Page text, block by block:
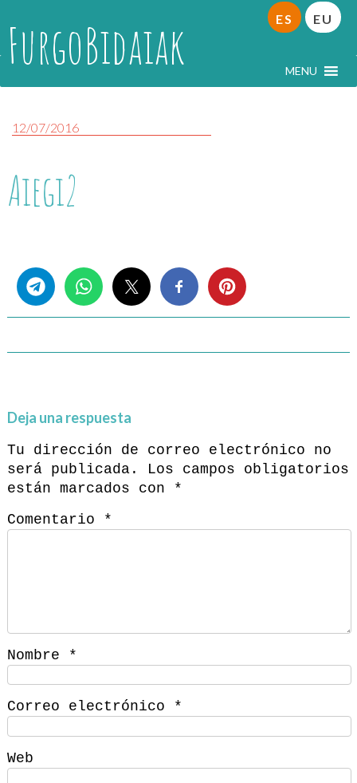
FurgoBidaiak MENU
ES EU
12/07/2016
Aiegi2
Deja una respuesta
Tu dirección de correo electrónico no
será publicada.
Los campos obligatorios
están marcados con
*
Comentario
*
Nombre *
Correo electrónico *
Web